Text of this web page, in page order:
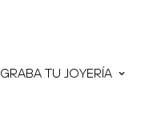
GRABA TU JOYERÍA